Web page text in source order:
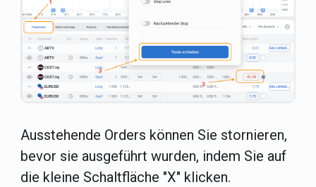
Ausstehende Orders können Sie stornieren,
bevor sie ausgeführt wurden, indem Sie auf
die kleine Schaltfläche "X" klicken.